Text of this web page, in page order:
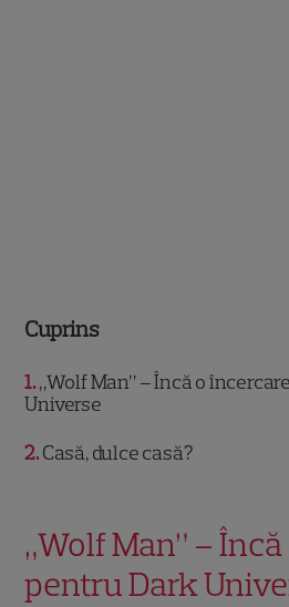
Cuprins
1 „Wolf Man” – Încă o
Universe
2 Casă, dulce casă?
„Wolf Man” –
pentru Dark